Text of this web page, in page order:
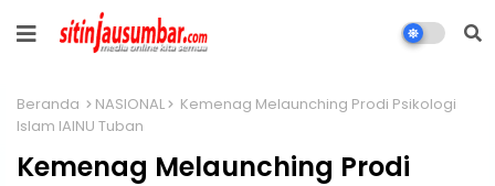
Beranda NASIONAL
Kemenag Melaunching Prodi Psikologi
Islam IAINU Tuban
Kemenag Melaunching Prodi